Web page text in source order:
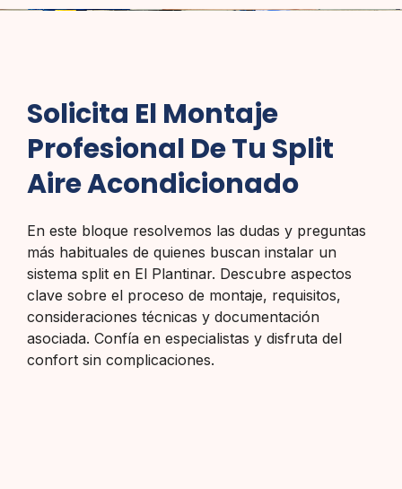
Solicita El Montaje
Profesional De Tu Split
Aire Acondicionado
En este bloque resolvemos las dudas y preguntas
más habituales de quienes buscan instalar un
sistema split en El Plantinar. Descubre aspectos
clave sobre el proceso de montaje, requisitos,
consideraciones técnicas y documentación
asociada. Confía en especialistas y disfruta del
confort sin complicaciones.